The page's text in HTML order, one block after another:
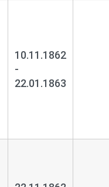
10.11.1862
-
22.01.1863